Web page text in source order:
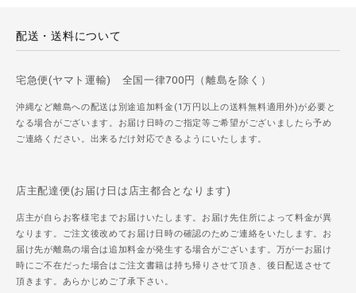
配送・送料について
宅急便(ヤマト運輸) 全国一律700円（離島を除く）
沖縄など離島への配送は別途追加料金(1万円以上の送料無料適用外)が必要と
なる場合がございます。お届け日時のご指定等ご希望がございましたら予め
ご連絡ください。出来るだけ対応できるようにいたします。
店主配達便(お届け日は店主都合となります)
店主が自らお客様宅までお届けいたします。お届け先住所によって料金が異
なります。ご注文後改めてお届け日時の確認のためご連絡をいたします。お
届け先が離島の場合は追加料金が発生する場合がございます。万が一お届け
時にご不在だった場合はご注文書籍は持ち帰りさせて頂き、後日配送させて
頂きます。あらかじめご了承下さい。